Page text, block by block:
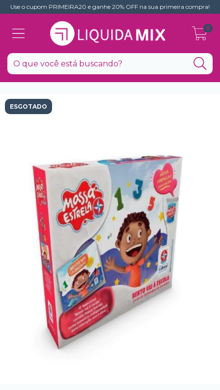
Use o cupom PRIMEIRA20 e ganhe 20% OFF na sua primeira compra!
0
ESGOTADO